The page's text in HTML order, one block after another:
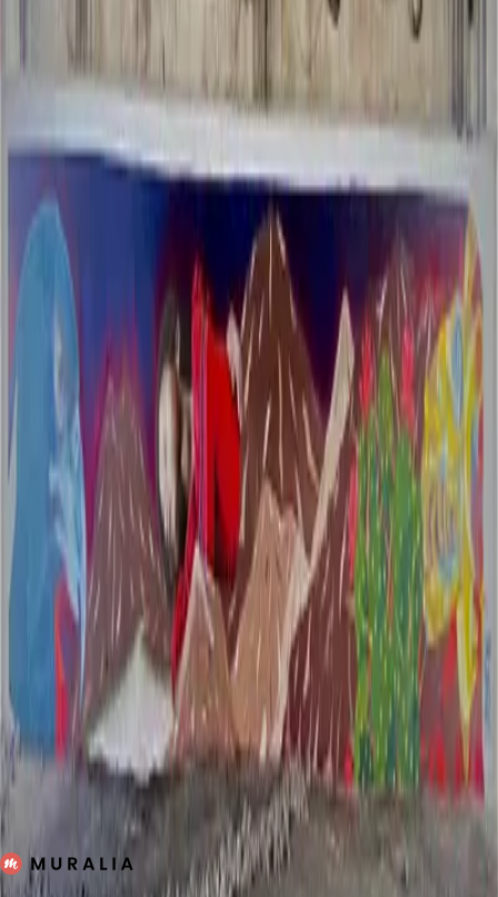
Monterrey, México
Ver Portafolio
Madre tierra
Ricardo
Ver mural
Explora Otras Ubicaciones
San Nicolás de los Garza
Ciudad Santa Catarina
artistas
Guadalupe
Ciudad de México
55
Barcelona
artistas
Ver todos los muralistas